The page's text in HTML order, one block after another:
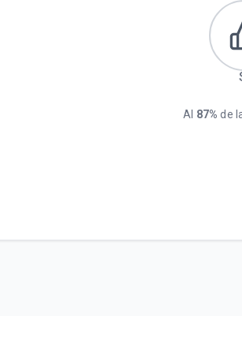
Al 87% de